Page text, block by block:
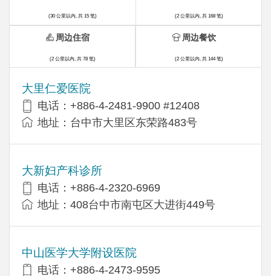
(30 公里以内, 共 15 笔)
大里仁爱医院
电话：+886-4-2481-9900 #12408
地址：台中市大里区东荣路483号
大新妇产科诊所
电话：+886-4-2320-6969
地址：408台中市南屯区大进街449号
中山医学大学附设医院
电话：+886-4-2473-9595
(2 公里以内, 共 168 笔)
周边住宿
(2 公里以内, 共 78 笔)
周边餐饮
(2 公里以内, 共 144 笔)